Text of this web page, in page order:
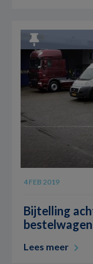
4 FEB 2019
Bijtelling
Lees meer